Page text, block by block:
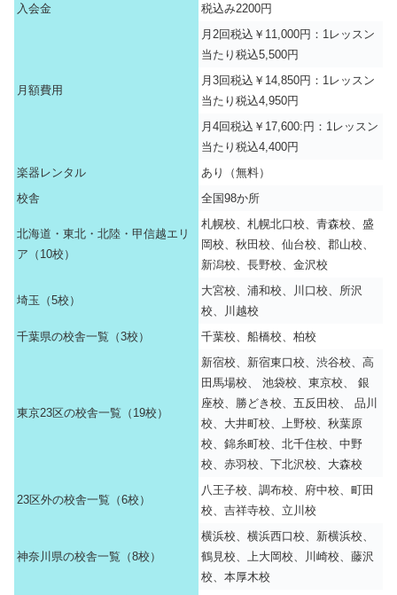
入会金
税込み2200円
月額費用
月2回税込￥11,000円：1レッスン
当たり税込5,500円
月3回税込￥14,850円：1レッスン
当たり税込4,950円
月4回税込￥17,600:円：1レッスン
当たり税込4,400円
楽器レンタル
あり（無料）
校舎
全国98か所
北海道・東北・北陸・甲信越エリ
ア（10校）
札幌校、札幌北口校、青森校、盛
岡校、秋田校、仙台校、郡山校、
新潟校、長野校、金沢校
埼玉（5校）
大宮校、浦和校、川口校、所沢
校、川越校
千葉県の校舎一覧（3校）
千葉校、船橋校、柏校
東京23区の校舎一覧（19校）
新宿校、新宿東口校、渋谷校、高
田馬場校、 池袋校、東京校、 銀
座校、勝どき校、五反田校、 品川
校、大井町校、上野校、秋葉原
校、錦糸町校、北千住校、中野
校、赤羽校、下北沢校、大森校
23区外の校舎一覧（6校）
八王子校、調布校、府中校、町田
校、吉祥寺校、立川校
神奈川県の校舎一覧（8校）
横浜校、横浜西口校、新横浜校、
鶴見校、上大岡校、川崎校、藤沢
校、本厚木校